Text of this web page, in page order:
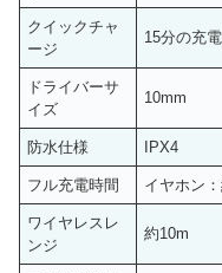
クイックチャ
ージ
15分の充
ドライバーサ
イズ
10mm
防水仕様 IPX4
フル充電時間 イヤホン
ワイヤレスレ
ンジ
約10m